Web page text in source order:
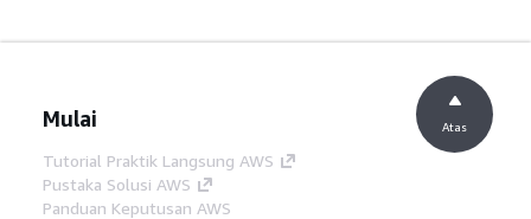
Mulai
Tutorial Praktik Langsung AWS
Pustaka Solusi AWS
Panduan Keputusan AWS
Atas